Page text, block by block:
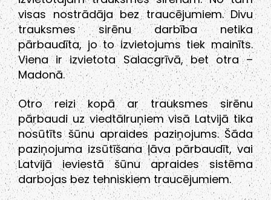
visas nostrādāja bez traucējumiem. Divu
trauksmes sirēnu darbība netika
pārbaudīta, jo to izvietojums tiek mainīts.
Viena ir izvietota Salacgrīvā, bet otra –
Madonā.
Otro reizi kopā ar trauksmes sirēnu
pārbaudi uz viedtālruņiem visā Latvijā tika
nosūtīts šūnu apraides paziņojums. Šāda
paziņojuma izsūtīšana ļāva pārbaudīt, vai
Latvijā ieviestā šūnu apraides sistēma
darbojas bez tehniskiem traucējumiem.